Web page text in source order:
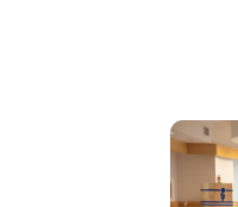
Image